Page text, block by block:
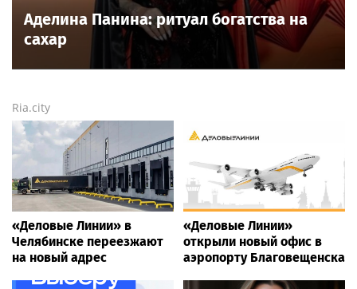
Аделина Панина: ритуал богатства на
сахар
Ria.city
«Деловые Линии» в
Челябинске переезжают
на новый адрес
«Деловые Линии»
открыли новый офис в
аэропорту Благовещенска